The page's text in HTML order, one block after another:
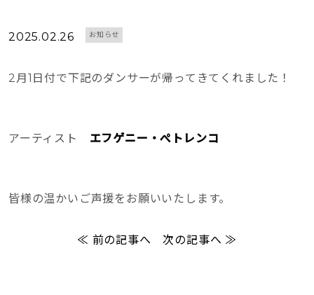
2025.02.26 お知らせ
2月1日付で下記のダンサーが帰ってきてくれました！
アーティスト エフゲニー・ぺトレンコ
皆様の温かいご声援をお願いいたします。
≪ 前の記事へ 次の記事へ ≫